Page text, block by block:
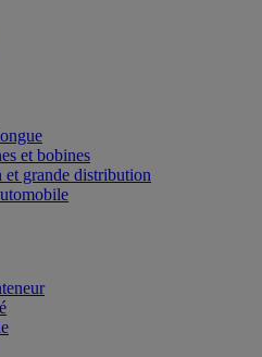
et bobines
et grande distribution